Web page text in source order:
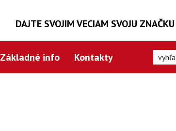
DAJTE SVOJIM VECIAM SVOJU ZNAČKU
Základné info Kontakty